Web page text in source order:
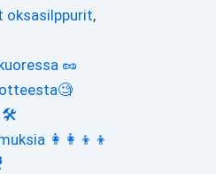
oksasilppurit,
🥜
🛠
👩‍👩‍👦‍👦